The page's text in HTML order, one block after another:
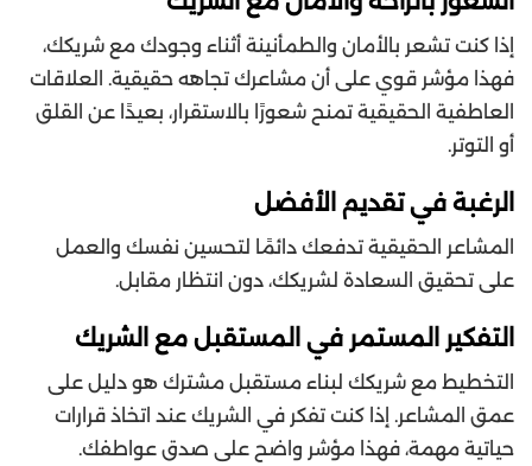
إذا كنت تشعر بالأمان والطمأنينة أثناء وجودك مع شريكك،
فهذا مؤشر قوي على أن مشاعرك تجاهه حقيقية. العلاقات
العاطفية الحقيقية تمنح شعورًا بالاستقرار، بعيدًا عن القلق
أو التوتر.
الرغبة في تقديم الأفضل
المشاعر الحقيقية تدفعك دائمًا لتحسين نفسك والعمل
على تحقيق السعادة لشريكك، دون انتظار مقابل.
التفكير المستمر في المستقبل مع الشريك
التخطيط مع شريكك لبناء مستقبل مشترك هو دليل على
عمق المشاعر. إذا كنت تفكر في الشريك عند اتخاذ قرارات
حياتية مهمة، فهذا مؤشر واضح على صدق عواطفك.